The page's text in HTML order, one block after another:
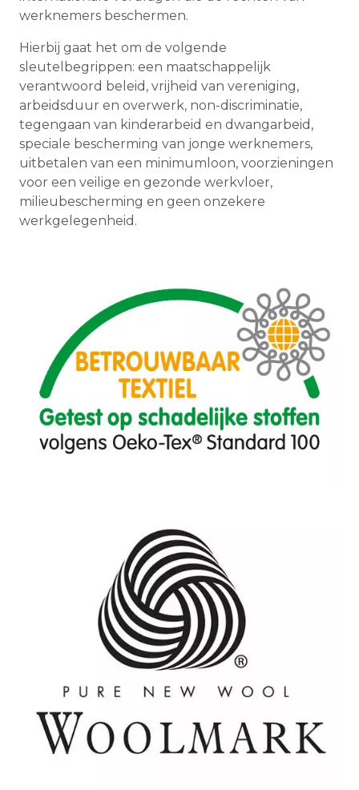
werknemers beschermen.
Hierbij gaat het om de volgende
sleutelbegrippen: een maatschappelijk
verantwoord beleid, vrijheid van vereniging,
arbeidsduur en overwerk, non-discriminatie,
tegengaan van kinderarbeid en dwangarbeid,
speciale bescherming van jonge werknemers,
uitbetalen van een minimumloon, voorzieningen
voor een veilige en gezonde werkvloer,
milieubescherming en geen onzekere
werkgelegenheid.